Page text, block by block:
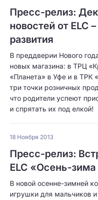
Пресс-релиз:
новостей от ELC
развития
В преддверии Нового
новых магазина: в ТРЦ
«Планета» в Уфе и в ТРК
три точки розничных
что родители успеют
и спрятать их под елкой!
18 Ноября 2013
Пресс-релиз:
ELC «Осень-зима
В новой осенне-зимней
игрушки для мальчиков